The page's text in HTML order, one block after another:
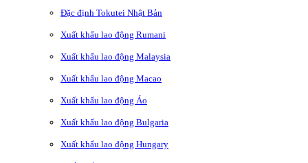
Đặc định Tokutei Nhật Bản
Xuất khẩu lao động Rumani
Xuất khẩu lao động Malaysia
Xuất khẩu lao động Macao
Xuất khẩu lao động Áo
Xuất khẩu lao động Bulgaria
Xuất khẩu lao động Hungary